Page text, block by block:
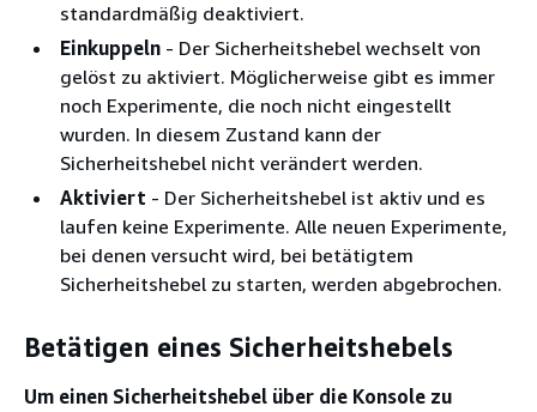
standardmäßig deaktiviert.
Einkuppeln ‐ Der Sicherheitshebel wechselt von
gelöst zu aktiviert. Möglicherweise gibt es immer
noch Experimente, die noch nicht eingestellt
wurden. In diesem Zustand kann der
Sicherheitshebel nicht verändert werden.
Aktiviert ‐ Der Sicherheitshebel ist aktiv und es
laufen keine Experimente. Alle neuen Experimente,
bei denen versucht wird, bei betätigtem
Sicherheitshebel zu starten, werden abgebrochen.
Betätigen eines Sicherheitshebels
Um einen Sicherheitshebel über die Konsole zu